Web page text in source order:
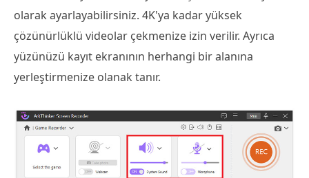
olarak ayarlayabilirsiniz. 4K'ya kadar yüksek
çözünürlüklü videolar çekmenize izin verilir. Ayrıca
yüzünüzü kayıt ekranının herhangi bir alanına
yerleştirmenize olanak tanır.